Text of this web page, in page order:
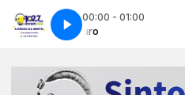
00:00 - 01:00
Era de Ouro